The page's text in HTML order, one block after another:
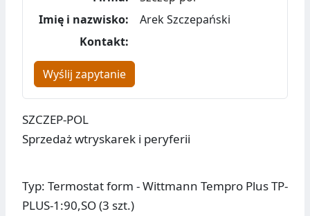
Imię i nazwisko:
Arek Szczepański
Kontakt:
Wyślij zapytanie
SZCZEP-POL
Sprzedaż wtryskarek i peryferii
Typ: Termostat form - Wittmann Tempro Plus TP-
PLUS-1:90,SO (3 szt.)